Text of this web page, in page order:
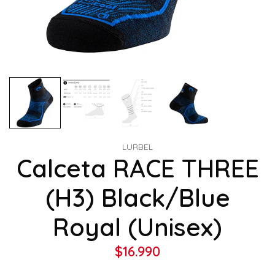
LURBEL
Calceta RACE THREE
(H3) Black/Blue
Royal (Unisex)
$16.990